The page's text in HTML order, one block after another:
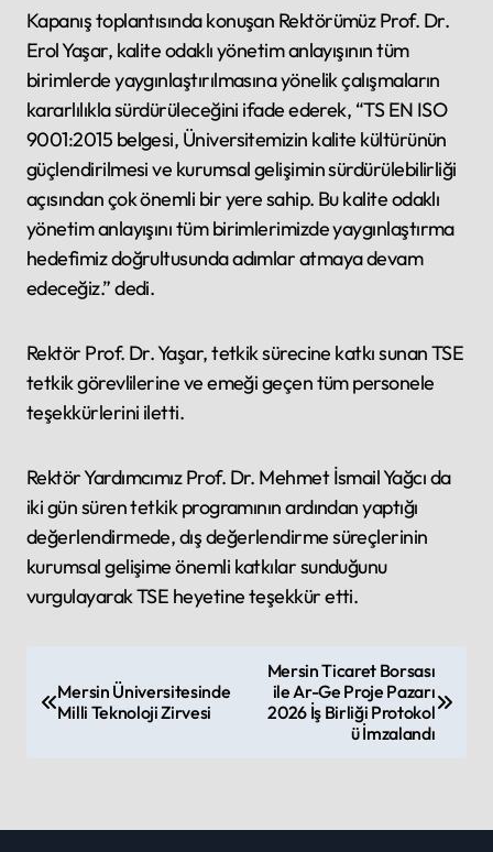
Kapanış toplantısında konuşan Rektörümüz Prof. Dr.
Erol Yaşar, kalite odaklı yönetim anlayışının tüm
birimlerde yaygınlaştırılmasına yönelik çalışmaların
kararlılıkla sürdürüleceğini ifade ederek, “TS EN ISO
9001:2015 belgesi, Üniversitemizin kalite kültürünün
güçlendirilmesi ve kurumsal gelişimin sürdürülebilirliği
açısından çok önemli bir yere sahip. Bu kalite odaklı
yönetim anlayışını tüm birimlerimizde yaygınlaştırma
hedefimiz doğrultusunda adımlar atmaya devam
edeceğiz.” dedi.
Rektör Prof. Dr. Yaşar, tetkik sürecine katkı sunan TSE
tetkik görevlilerine ve emeği geçen tüm personele
teşekkürlerini iletti.
Rektör Yardımcımız Prof. Dr. Mehmet İsmail Yağcı da
iki gün süren tetkik programının ardından yaptığı
değerlendirmede, dış değerlendirme süreçlerinin
kurumsal gelişime önemli katkılar sunduğunu
vurgulayarak TSE heyetine teşekkür etti.
o
Mersin Üniversitesinde
Milli Teknoloji Zirvesi
Mersin Ticaret Borsası
ile Ar-Ge Proje Pazarı
2026 İş Birliği Protokol
ü İmzalandı